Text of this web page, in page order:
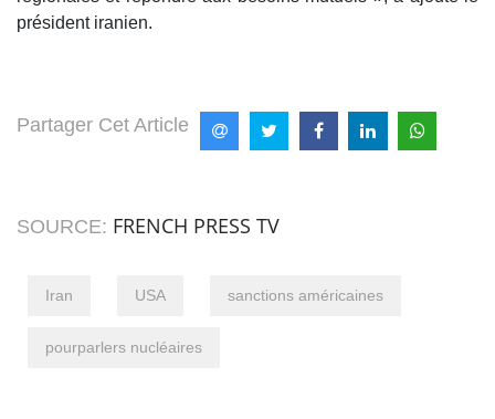
président iranien.
Partager Cet Article
SOURCE: FRENCH PRESS TV
Iran USA sanctions américaines
pourparlers nucléaires